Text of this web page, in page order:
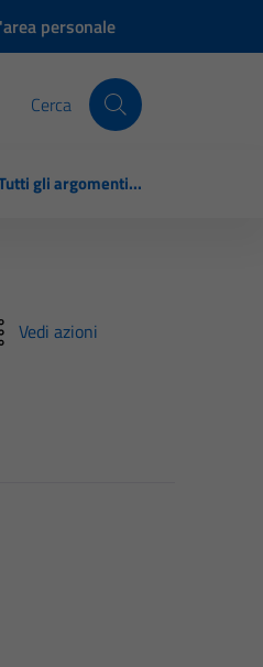
personale
Cerca
gli argomenti...
Vedi azioni